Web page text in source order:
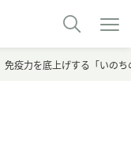
疫力を底上げする「いのち